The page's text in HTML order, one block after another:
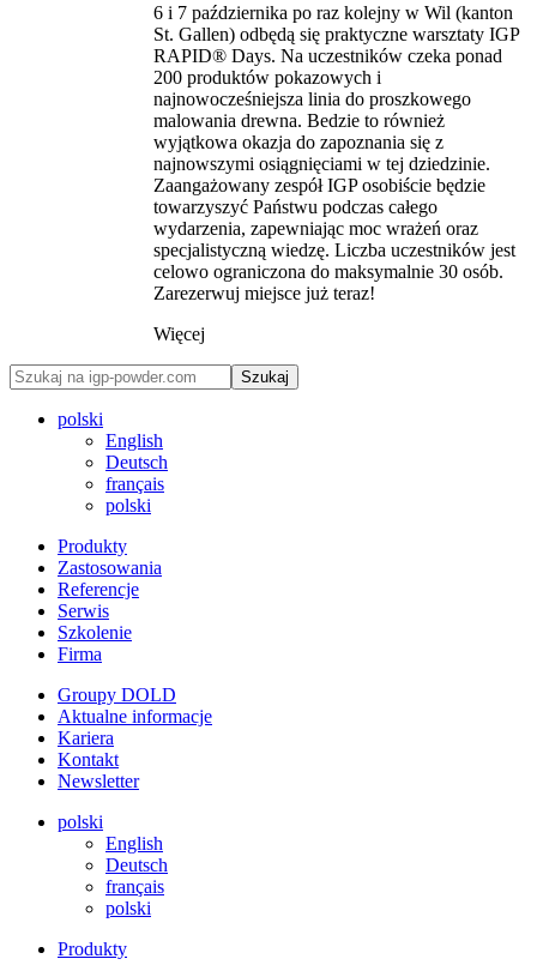
6 i 7 października po raz kolejny w Wil (kanton
St. Gallen) odbędą się praktyczne warsztaty IGP
RAPID® Days. Na uczestników czeka ponad
200 produktów pokazowych i
najnowocześniejsza linia do proszkowego
malowania drewna. Bedzie to również
wyjątkowa okazja do zapoznania się z
najnowszymi osiągnięciami w tej dziedzinie.
Zaangażowany zespół IGP osobiście będzie
towarzyszyć Państwu podczas całego
wydarzenia, zapewniając moc wrażeń oraz
specjalistyczną wiedzę. Liczba uczestników jest
celowo ograniczona do maksymalnie 30 osób.
Zarezerwuj miejsce już teraz!
Więcej
Szukaj
polski
English
Deutsch
français
polski
Produkty
Zastosowania
Referencje
Serwis
Szkolenie
Firma
Groupy DOLD
Aktualne informacje
Kariera
Kontakt
Newsletter
polski
English
Deutsch
français
polski
Produkty